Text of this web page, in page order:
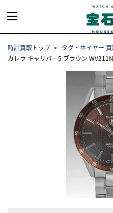
時計買取トップ タグ・ホイヤー
カレラ キャリバー5 ブラウン